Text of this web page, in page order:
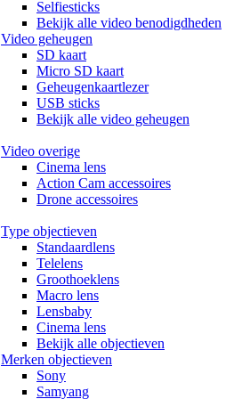
Selfiesticks
Bekijk alle video benodigdheden
Video geheugen
SD kaart
Micro SD kaart
Geheugenkaartlezer
USB sticks
Bekijk alle video geheugen
Video overige
Cinema lens
Action Cam accessoires
Drone accessoires
Type objectieven
Standaardlens
Telelens
Groothoeklens
Macro lens
Lensbaby
Cinema lens
Bekijk alle objectieven
Merken objectieven
Sony
Samyang